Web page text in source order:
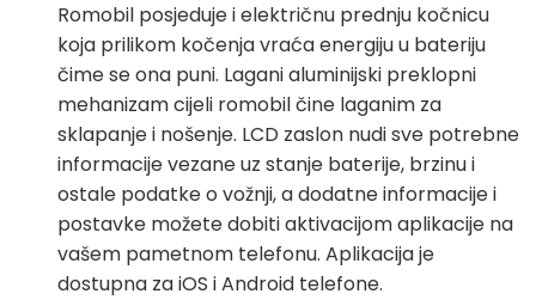
Romobil posjeduje i električnu prednju kočnicu
koja prilikom kočenja vraća energiju u bateriju
čime se ona puni. Lagani aluminijski preklopni
mehanizam cijeli romobil čine laganim za
sklapanje i nošenje. LCD zaslon nudi sve potrebne
informacije vezane uz stanje baterije, brzinu i
ostale podatke o vožnji, a dodatne informacije i
postavke možete dobiti aktivacijom aplikacije na
vašem pametnom telefonu. Aplikacija je
dostupna za iOS i Android telefone.